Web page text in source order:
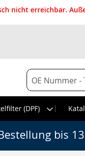
nicht erreichbar.
Suche
(DPF)
bis